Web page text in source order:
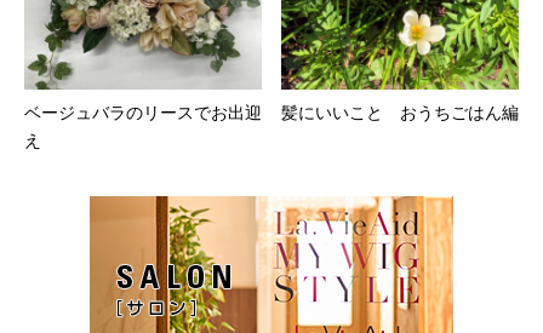
ベージュバラのリースでお出迎
え
髪にいいこと おうちごはん編